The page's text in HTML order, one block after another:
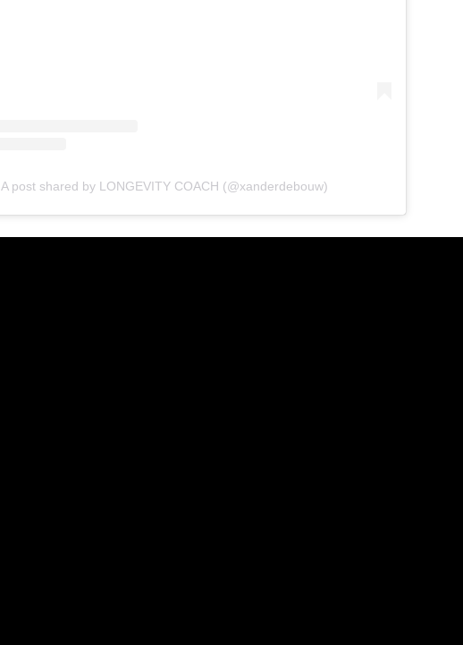
A post shared by LONGEVITY COACH (@xanderdebouw)